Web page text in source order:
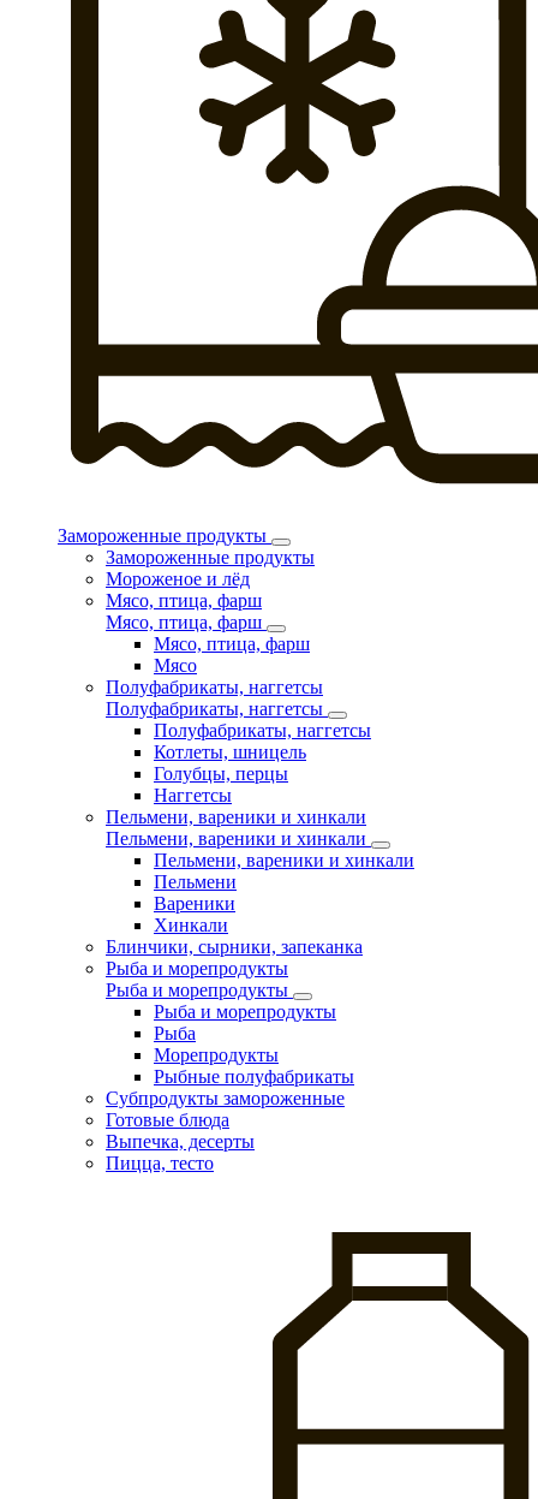
Замороженные продукты
Замороженные продукты
Мороженое и лёд
Мясо, птица, фарш
Мясо, птица, фарш
Мясо, птица, фарш
Мясо
Полуфабрикаты, наггетсы
Полуфабрикаты, наггетсы
Полуфабрикаты, наггетсы
Котлеты, шницель
Голубцы, перцы
Наггетсы
Пельмени, вареники и хинкали
Пельмени, вареники и хинкали
Пельмени, вареники и хинкали
Пельмени
Вареники
Хинкали
Блинчики, сырники, запеканка
Рыба и морепродукты
Рыба и морепродукты
Рыба и морепродукты
Рыба
Морепродукты
Рыбные полуфабрикаты
Субпродукты замороженные
Готовые блюда
Выпечка, десерты
Пицца, тесто